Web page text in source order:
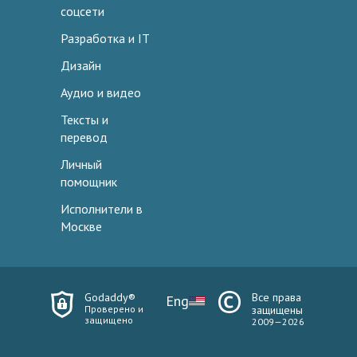
соцсети
Разработка и IT
Дизайн
Аудио и видео
Тексты и
перевод
Личный
помощник
Исполнители в
Москве
Godaddy®
Проверено и
защищено
Eng
Все права
защищены
2009—2026